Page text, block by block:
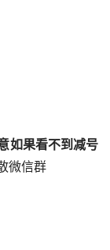
如果看不到减号
微信群